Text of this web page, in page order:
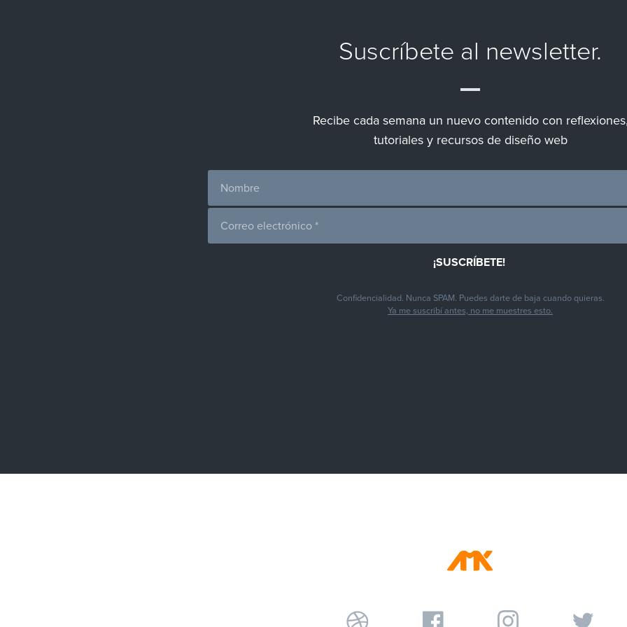
Suscríbete al newsletter.
Recibe cada semana un nuevo contenido con
tutoriales y recursos de diseño web
Confidencialidad. Nunca SPAM. Puedes darte de baja cuando quieras.
Ya me suscribí antes, no me muestres esto.